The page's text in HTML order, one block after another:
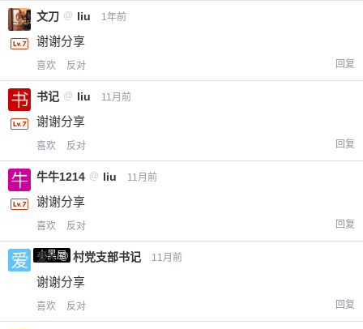
文刀 @ liu 1年前
谢谢分享
喜欢 反对 回复
书记 @ liu 11月前
谢谢分享
喜欢 反对 回复
牛牛1214 @ liu 11月前
谢谢分享
喜欢 反对 回复
小黑屋
爱X @ 村党支部书记 11月前
谢谢分享
喜欢 反对 回复